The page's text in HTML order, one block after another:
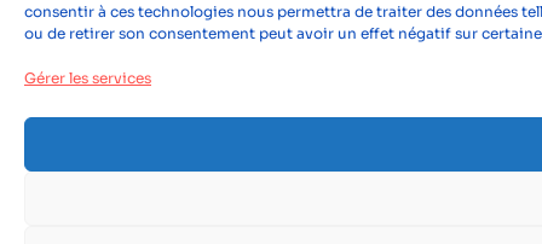
consentir à ces technologies nous permettra de traiter des données
ou de retirer son consentement peut avoir un effet négatif sur
Gérer les services